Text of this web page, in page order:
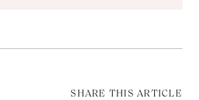
SHARE THIS ARTICLE